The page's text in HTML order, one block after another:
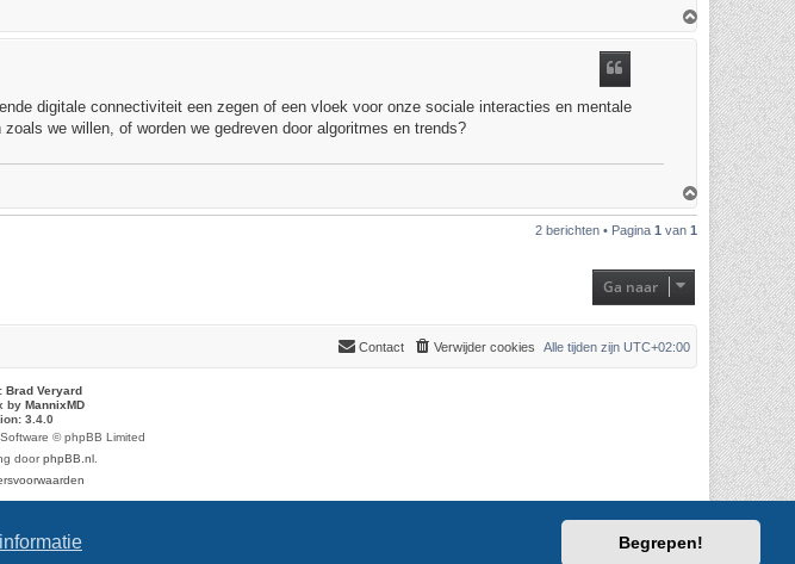
Begrepen!
O
m
digitale connectiviteit een zegen of een vloek voor onze sociale interacties en mentale
we willen, of worden we gedreven door algoritmes en trends?
O
m
2 berichten • Pagina 1 van 1
Ga naar
Alle tijden zijn UTC+02:00
Verwijder cookies
Contact
Brad Veryard
by MannixMD
3.4.0
© phpBB Limited
doorphpBB.nl .